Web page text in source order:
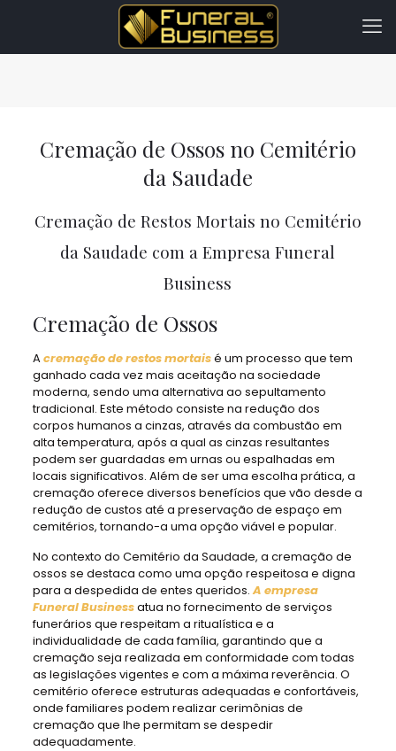
Cremação de Ossos no Cemitério
da Saudade
Cremação de Restos Mortais no Cemitério
da Saudade com a Empresa Funeral
Business
Cremação de Ossos
Acremação de restos mortaisé um processo que tem
ganhado cada vez mais aceitação na sociedade
moderna, sendo uma alternativa ao sepultamento
tradicional. Este método consiste na redução dos
corpos humanos a cinzas, através da combustão em
alta temperatura, após a qual as cinzas resultantes
podem ser guardadas em urnas ou espalhadas em
locais significativos. Além de ser uma escolha prática, a
cremação oferece diversos benefícios que vão desde a
redução de custos até a preservação de espaço em
cemitérios, tornando-a uma opção viável e popular.
No contexto do Cemitério da Saudade, a cremação de
ossos se destaca como uma opção respeitosa e digna
para a despedida de entes queridos.A empresa
Funeral Businessatua no fornecimento de serviços
funerários que respeitam a ritualística e a
individualidade de cada família, garantindo que a
cremação seja realizada em conformidade com todas
as legislações vigentes e com a máxima reverência. O
cemitério oferece estruturas adequadas e confortáveis,
onde familiares podem realizar cerimônias de
cremação que lhe permitam se despedir
adequadamente.